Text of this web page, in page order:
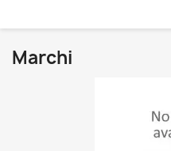
Marchi